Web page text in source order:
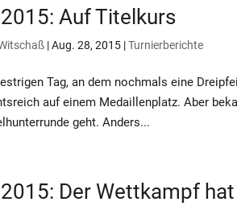
Auf Titelkurs
|Aug. 28, 2015 |Turnierberichte
Tag, an dem nochmals eine
auf einem Medaillenplatz. Aber
geht. Anders...
Der Wettkampf